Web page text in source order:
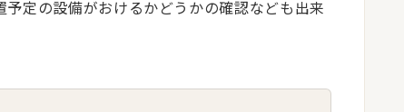
定の設備がおけるかどうかの確認なども出来